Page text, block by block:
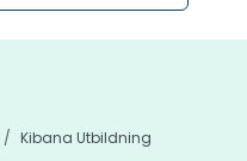
Kibana Utbildning